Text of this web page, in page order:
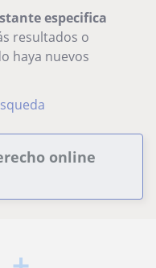
especifica
resultados o
haya nuevos
online